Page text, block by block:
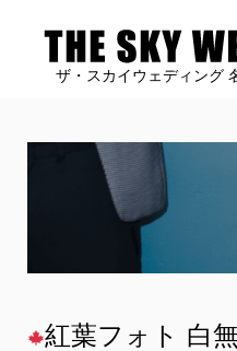
ザ・スカイウェディング
紅葉フォト 白